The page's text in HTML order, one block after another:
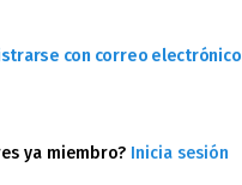
con correo electrónico
ya miembro? Inicia sesión